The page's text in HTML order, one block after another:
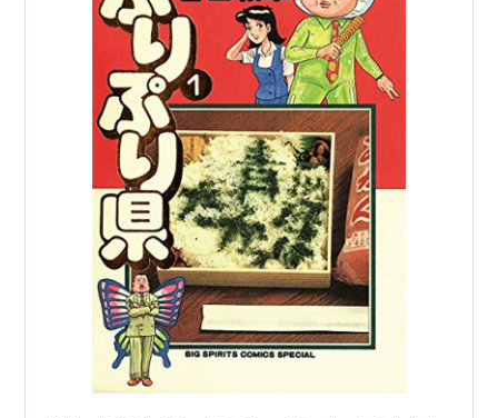
歯ぎしり球団（スコラ）
いじめてくん（スコラ）
火星田マチ子（スコラ）
火星ルンバ（スコラ）
戦え!軍人くん（全2巻・スコラ）
甘えんじゃねぇよ！（スコラ）
油断ちゃん（講談社）
ちくちくウニウニ（全2巻・小学館）
伝染るんです。（全5巻・小学館）
一生懸命機械（全2巻・小学館）
ぷりぷり県（全5巻・小学館）
学活！つやつや担任（全2巻・小学館）